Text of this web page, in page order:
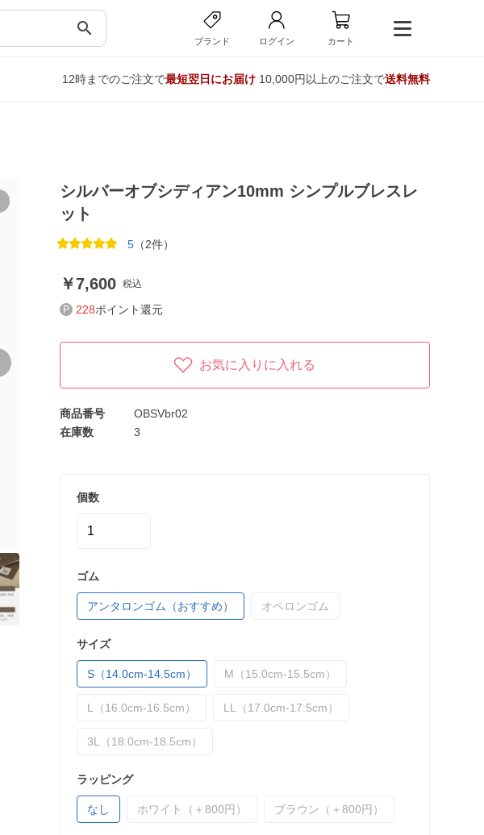
search
ブランド ログイン カート
12時までのご注文で最短翌日にお届け10,000円以上のご注文で送料無料
シルバーオブシディアン10mm シンプルブレスレ
ット
5（2件）
7,600 税込
228ポイント還元
お気に入りに入れる
商品番号
OBSVbr02
在庫数
3
個数
ゴム
アンタロンゴム（おすすめ） オペロンゴム
サイズ
S（14.0cm-14.5cm） M（15.0cm-15.5cm）
L（16.0cm-16.5cm） LL（17.0cm-17.5cm）
3L（18.0cm-18.5cm）
ラッピング
なし ホワイト（＋800円） ブラウン（＋800円）